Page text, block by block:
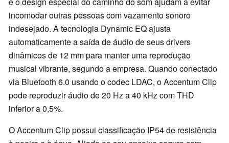
incomodar outras pessoas com vazamento sonoro
indesejado. A tecnologia Dynamic EQ ajusta
automaticamente a saída de áudio de seus drivers
dinâmicos de 12 mm para manter uma reprodução
musical vibrante, segundo a empresa. Quando conectado
via Bluetooth 6.0 usando o codec LDAC, o Accentum Clip
pode reproduzir áudio de 20 Hz a 40 kHz com THD
inferior a 0,5%.
O Accentum Clip possui classificação IP54 de resistência